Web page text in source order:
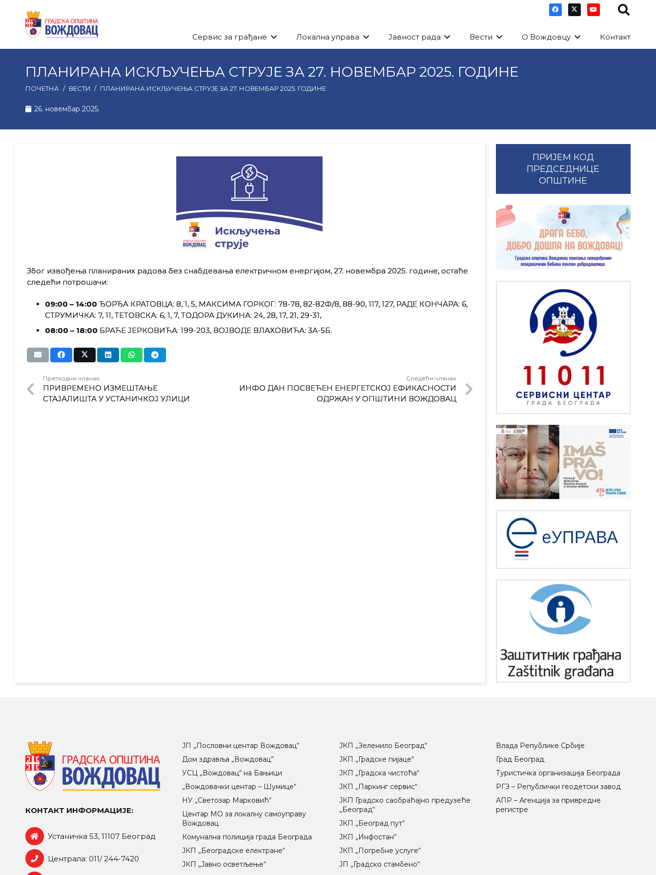
Сервис за грађане Локална управа Јавност рада Вести О Вождовцу Контакт
ПЛАНИРАНА ИСКЉУЧЕЊА СТРУЈЕ ЗА 27. НОВЕМБАР 2025. ГОДИНЕ
ПОЧЕТНА / ВЕСТИ / ПЛАНИРАНА ИСКЉУЧЕЊА СТРУЈЕ ЗА 27. НОВЕМБАР 2025. ГОДИНЕ
26. новембар 2025.
Због извођења планираних радова без снабдевања електричном енергијом, 27. новембра 2025. године, остаће
следећи потрошачи:
09:00 – 14:00 ЂОРЂА КРАТОВЦА: 8, 1, 5, МАКСИМА ГОРКОГ: 78-78, 82-82Ф/8, 88-90, 117, 127, РАДЕ КОНЧАРА: 6,
СТРУМИЧКА: 7, 11, ТЕТОВСКА: 6, 1, 7, ТОДОРА ДУКИНА: 24, 28, 17, 21, 29-31,
08:00 – 18:00 БРАЋЕ ЈЕРКОВИЋА: 199-203, ВОЈВОДЕ ВЛАХОВИЋА: 3А-5Б.
Претходни чланак
ПРИВРЕМЕНО ИЗМЕШТАЊЕ
СТАЈАЛИШТА У УСТАНИЧКОЈ УЛИЦИ
Следећи чланак
ИНФО ДАН ПОСВЕЋЕН ЕНЕРГЕТСКОЈ ЕФИКАСНОСТИ
ОДРЖАН У ОПШТИНИ ВОЖДОВАЦ
ПРИЈЕМ КОД
ПРЕДСЕДНИЦЕ
ОПШТИНЕ
КОНТАКТ ИНФОРМАЦИЈЕ:
Устаничка 53, 11107 Београд
Централа: 011/ 244-7420
ЈП „Пословни центар Вождовац“
Дом здравља „Вождовац”
УСЦ „Вождовац“ на Бањици
„Вождовачки центар – Шумице“
НУ „Светозар Марковић“
Центар МO за локалну самоуправу
Вождовац
Комунална полиција града Београда
ЈКП „Београдске електране“
ЈКП „Јавно осветљење“
ЈКП „Зеленило Београд“
ЈКП „Градске пијаце“
ЈКП „Градска чистоћа“
ЈКП „Паркинг сервис“
ЈКП Градско саобраћајно предузеће
„Београд“
ЈКП „Београд пут“
ЈКП „Инфостан“
ЈКП „Погребне услуге“
ЈП „Градско стамбено“
Влада Републике Србије
Град Београд
Туристичка организација Београда
РГЗ – Републички геодетски завод
АПР – Агенција за привредне
регистре